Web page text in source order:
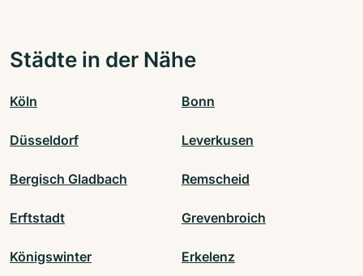
Städte in der Nähe
Köln Bonn
Düsseldorf Leverkusen
Bergisch Gladbach Remscheid
Erftstadt Grevenbroich
Königswinter Erkelenz